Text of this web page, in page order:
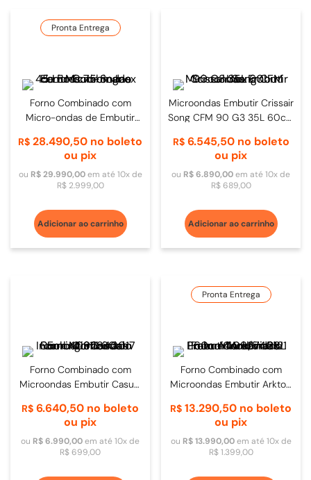
Pronta Entrega
Forno Combinado com
Micro-ondas de Embutir
R$ 28.490,50 no boleto
ou pix
ou R$ 29.990,00em até10x de
R$ 2.999,00
Adicionar ao carrinho
Microondas Embutir Crissair
Song CFM 90 G3 35L 60cm
R$ 6.545,50no boleto
ou pix
ou R$6.890,00em até10x de
R$ 689,00
Adicionar ao carrinho
Forno Combinado com
Microondas Embutir Casual
4092840017
R$ 6.640,50 no boleto
ou pix
ou R$6.990,00em até10x de
R$699,00
Pronta Entrega
Forno Combinado com
Microondas Embutir Arkton
- 4092740121
R$ 13.290,50 no boleto
ou pix
ou R$ 13.990,00em até10x de
R$ 1.399,00